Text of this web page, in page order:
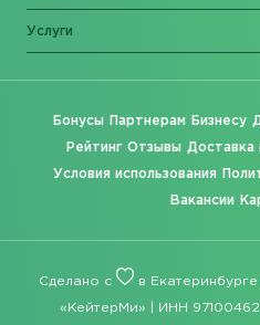
Услуги
Бонусы Партнерам Бизнесу
Рейтинг Отзывы Доставка
Условия использования
Вакансии
Сделано с в
«КейтерМи» | ИНН